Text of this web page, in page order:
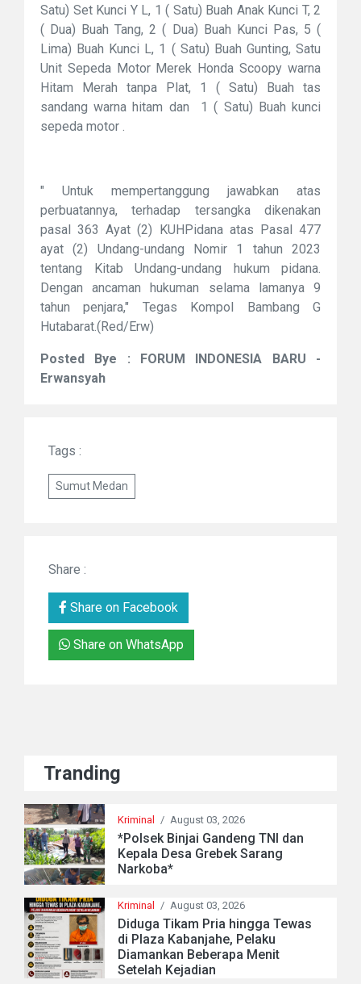
Satu) Set Kunci Y L, 1 ( Satu) Buah Anak Kunci T, 2
( Dua) Buah Tang, 2 ( Dua) Buah Kunci Pas, 5 (
Lima) Buah Kunci L, 1 ( Satu) Buah Gunting, Satu
Unit Sepeda Motor Merek Honda Scoopy warna
Hitam Merah tanpa Plat, 1 ( Satu) Buah tas
sandang warna hitam dan 1 ( Satu) Buah kunci
sepeda motor .
" Untuk mempertanggung jawabkan atas
perbuatannya, terhadap tersangka dikenakan
pasal 363 Ayat (2) KUHPidana atas Pasal 477
ayat (2) Undang-undang Nomir 1 tahun 2023
tentang Kitab Undang-undang hukum pidana.
Dengan ancaman hukuman selama lamanya 9
tahun penjara," Tegas Kompol Bambang G
Hutabarat.(Red/Erw)
Posted Bye : FORUM INDONESIA BARU -
Erwansyah
Tags :
Sumut Medan
Share :
Share on Facebook
Share on WhatsApp
Tranding
Kriminal / August 03, 2026
*Polsek Binjai Gandeng TNI dan
Kepala Desa Grebek Sarang
Narkoba*
Kriminal / August 03, 2026
Diduga Tikam Pria hingga Tewas
di Plaza Kabanjahe, Pelaku
Diamankan Beberapa Menit
Setelah Kejadian